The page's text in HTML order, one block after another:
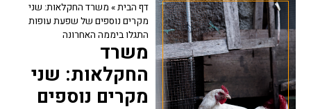
דף הבית» משרד החקלאות: שני
מקרים נוספים של שפעת עופות
התגלו ביממה האחרונה
משרד
החקלאות: שני
מקרים נוספים